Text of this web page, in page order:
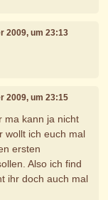
2009, um 23:13
2009, um 23:15
ma kann ja nicht
wollt ich euch mal
ersten
Also ich find
ihr doch auch mal